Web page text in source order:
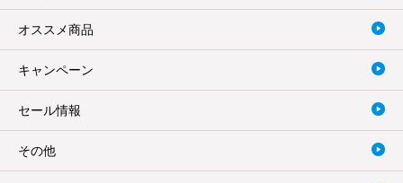
オススメ商品
キャンペーン
セール情報
その他